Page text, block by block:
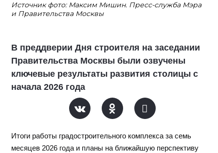
Источник фото: Максим Мишин. Пресс-служба Мэра
и Правительства Москвы
В преддверии Дня строителя на заседании
Правительства Москвы были озвучены
ключевые результаты развития столицы с
начала 2026 года
Итоги работы градостроительного комплекса за семь
месяцев 2026 года и планы на ближайшую перспективу